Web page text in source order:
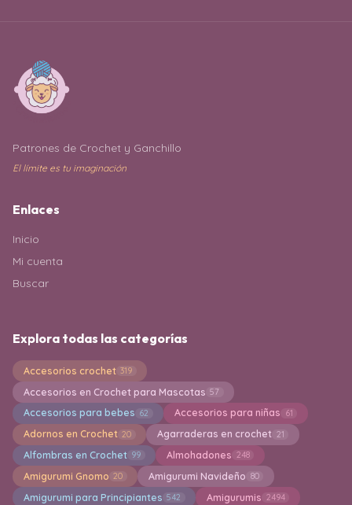
Patrones de Crochet y Ganchillo
El límite es tu imaginación
Enlaces
Inicio
Mi cuenta
Buscar
Explora todas las categorías
Accesorios crochet 319
Accesorios en Crochet para Mascotas 57
Accesorios para bebes 62 Accesorios para niñas 61
Adornos en Crochet 20 Agarraderas en crochet 21
Alfombras en Crochet 99 Almohadones 248
Amigurumi Gnomo 20 Amigurumi Navideño 80
Amigurumi para Principiantes 542 Amigurumis 2494